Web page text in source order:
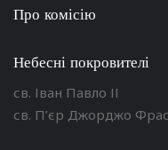
Про комісію
Небесні покровителі
св. Іван Павло ІІ
св. П’єр Джорджо